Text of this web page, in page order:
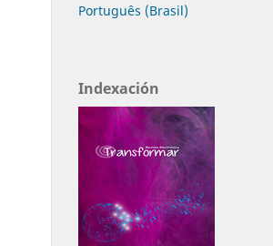
Português (Brasil)
Indexación